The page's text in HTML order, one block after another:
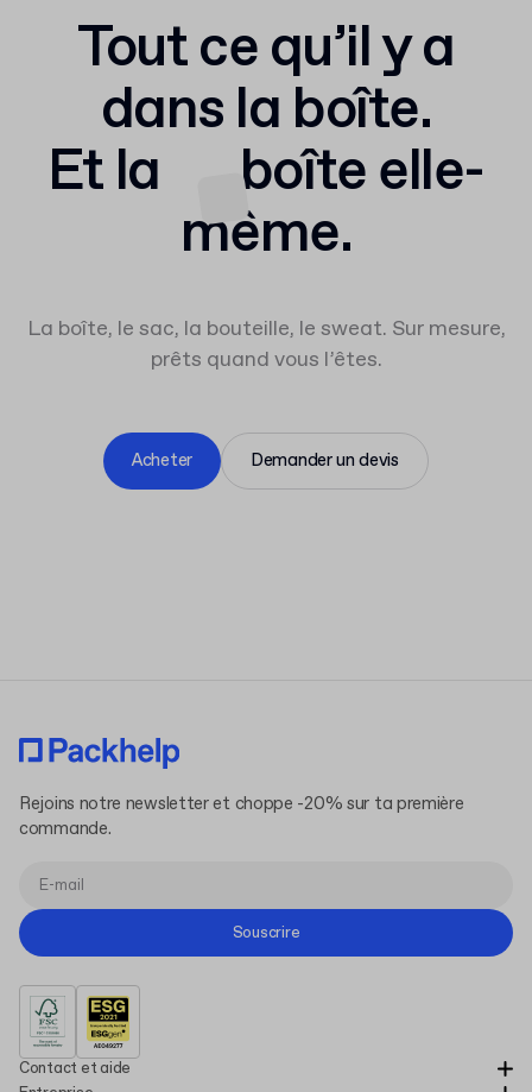
Tout ce qu’il y a
dans la boîte.
Et la
boîteelle-
même.
La boîte, le sac, la bouteille, le sweat. Sur mesure,
prêts quand vous l’êtes.
Acheter Demander un devis
Contact et aide
Rejoins notre newsletter et choppe -20% sur ta première
commande.
Souscrire